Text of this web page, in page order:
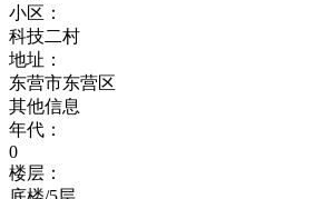
小区：
科技二村
地址：
东营市东营区
其他信息
年代：
0
楼层：